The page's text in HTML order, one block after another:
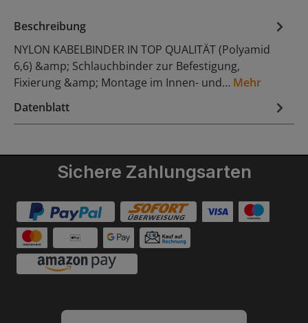
Beschreibung
NYLON KABELBINDER IN TOP QUALITÄT (Polyamid
6,6) &amp; Schlauchbinder zur Befestigung,
Fixierung &amp; Montage im Innen- und… Mehr
Datenblatt
Sichere Zahlungsarten